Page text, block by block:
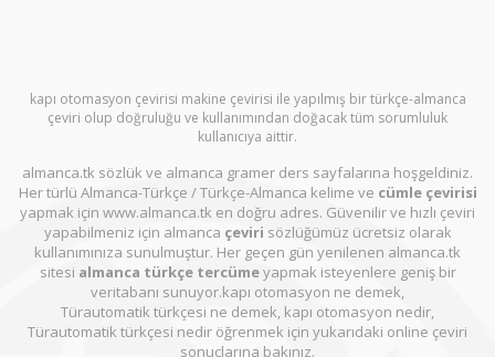
kapı otomasyon çevirisi makine çevirisi ile yapılmış bir türkçe-almanca
çeviri olup doğruluğu ve kullanımından doğacak tüm sorumluluk
kullanıcıya aittir.
almanca.tk sözlük ve almanca gramer ders sayfalarına hoşgeldiniz.
Her türlü Almanca-Türkçe / Türkçe-Almanca kelime ve cümle çevirisi
yapmak için www.almanca.tk en doğru adres. Güvenilir ve hızlı çeviri
yapabilmeniz için almanca çeviri sözlüğümüz ücretsiz olarak
kullanımınıza sunulmuştur. Her geçen gün yenilenen almanca.tk
sitesi almanca türkçe tercümeyapmak isteyenlere geniş bir
veritabanı sunuyor.kapı otomasyon ne demek,
Türautomatik türkçesi ne demek, kapı otomasyon nedir,
Türautomatik türkçesi nedir öğrenmek için yukarıdaki online çeviri
sonuçlarına bakınız.